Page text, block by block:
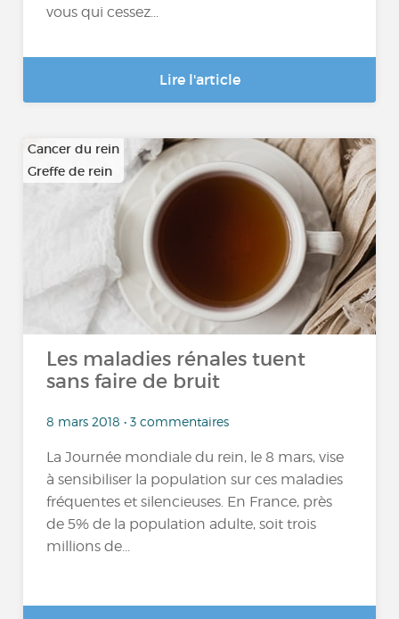
vous qui cessez...
Lire l'article
Cancer du rein
Greffe de rein
Les maladies rénales tuent
sans faire de bruit
8 mars 2018 • 3 commentaires
La Journée mondiale du rein, le 8 mars, vise
à sensibiliser la population sur ces maladies
fréquentes et silencieuses. En France, près
de 5% de la population adulte, soit trois
millions de...